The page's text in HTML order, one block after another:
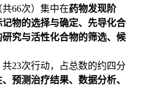
66次）集中在药物发现阶
物的选择与确定、先导化合
究与活性化合物的筛选、候
共23次行动，占总数的约四分
预测治疗结果、数据分析、